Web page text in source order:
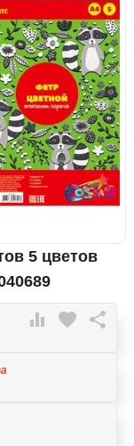
5 цветов
 favorite 